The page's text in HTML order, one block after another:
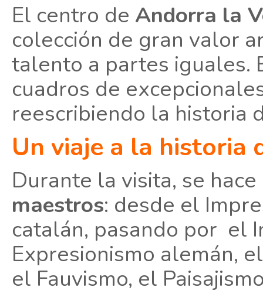
El centro de Andorra la
colección de gran valor
talento a partes iguales.
cuadros de
reescribiendo la historia
Un viaje a la historia
Durante la visita, se
maestros: desde el
catalán, pasando por el
Expresionismo alemán,
el Fauvismo, el